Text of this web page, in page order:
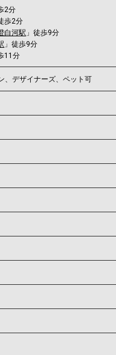
2分
歩2分
白河駅 」徒歩9分
」徒歩9分
11分
、デザイナーズ、ペット可